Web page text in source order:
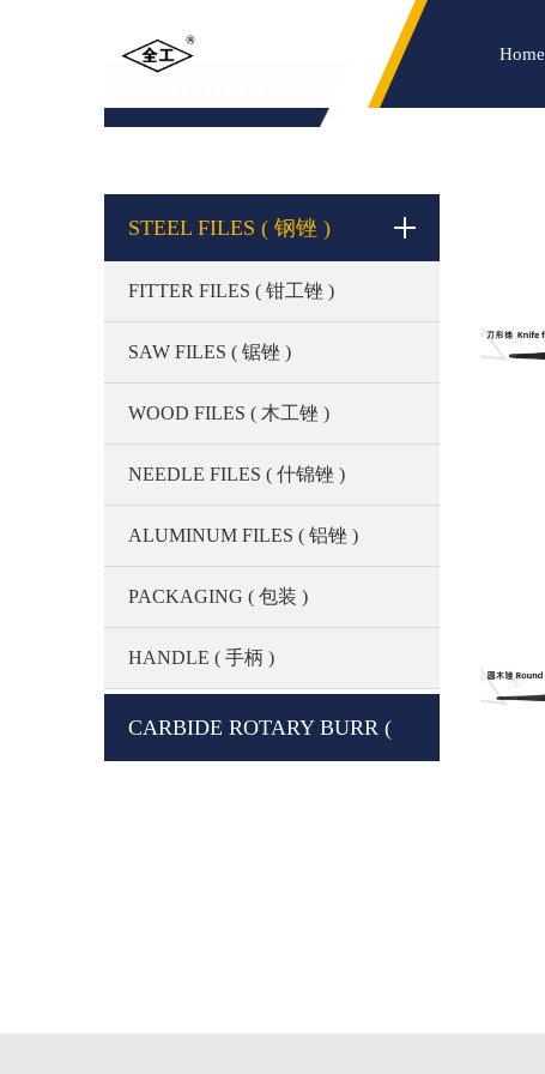
Home
STEEL FILES ( 钢锉 )
FITTER FILES ( 钳工锉 )
SAW FILES ( 锯锉 )
WOOD FILES ( 木工锉 )
NEEDLE FILES ( 什锦锉 )
ALUMINUM FILES ( 铝锉 )
PACKAGING ( 包装 )
HANDLE ( 手柄 )
CARBIDE ROTARY BURR (